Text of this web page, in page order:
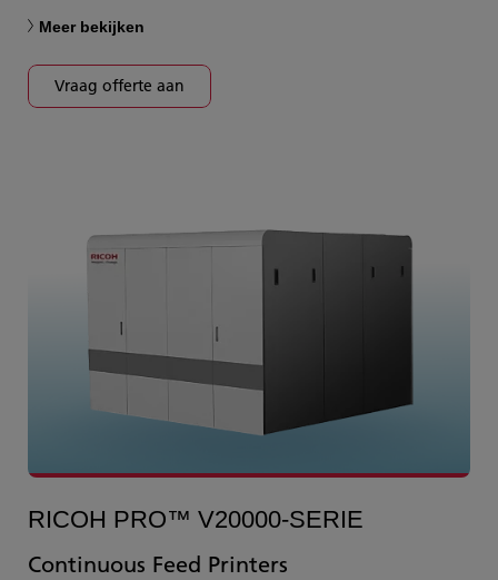
Meer bekijken
Vraag offerte aan
RICOH PRO™ V20000-SERIE
Continuous Feed Printers